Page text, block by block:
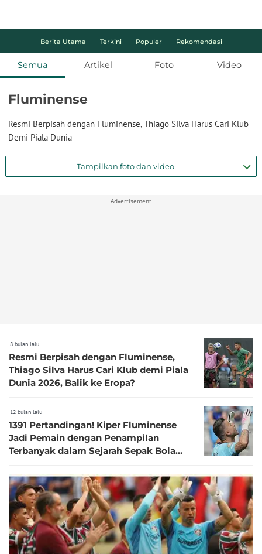
Berita Utama Terkini Populer Rekomendasi
Semua Artikel Foto Video
Fluminense
Resmi Berpisah dengan Fluminense, Thiago Silva Harus Cari Klub
Demi Piala Dunia
Tampilkan foto dan video
Advertisement
8 bulan lalu
Resmi Berpisah dengan Fluminense,
Thiago Silva Harus Cari Klub demi Piala
Dunia 2026, Balik ke Eropa?
12 bulan lalu
1391 Pertandingan! Kiper Fluminense
Jadi Pemain dengan Penampilan
Terbanyak dalam Sejarah Sepak Bola